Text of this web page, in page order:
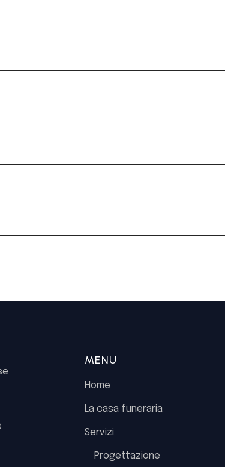
MENU
Home
La casa funeraria
Servizi
Progettazione